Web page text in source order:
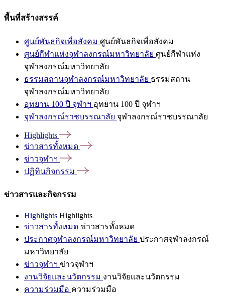
พื้นที่สร้างสรรค์
ศูนย์พันธกิจเพื่อสังคม ศูนย์พันธกิจเพื่อสังคม
ศูนย์กีฬาแห่งจุฬาลงกรณ์มหาวิทยาลัย ศูนย์กีฬาแห่ง
จุฬาลงกรณ์มหาวิทยาลัย
ธรรมสถานจุฬาลงกรณ์มหาวิทยาลัย ธรรมสถาน
จุฬาลงกรณ์มหาวิทยาลัย
อุทยาน 100 ปี จุฬาฯ อุทยาน 100 ปี จุฬาฯ
จุฬาลงกรณ์ราชบรรณาลัย จุฬาลงกรณ์ราชบรรณาลัย
Highlights
ข่าวสารทั้งหมด
ข่าวจุฬาฯ
ปฏิทินกิจกรรม
ข่าวสารและกิจกรรม
Highlights Highlights
ข่าวสารทั้งหมด ข่าวสารทั้งหมด
ประกาศจุฬาลงกรณ์มหาวิทยาลัย ประกาศจุฬาลงกรณ์
มหาวิทยาลัย
ข่าวจุฬาฯ ข่าวจุฬาฯ
งานวิจัยและนวัตกรรม งานวิจัยและนวัตกรรม
ความร่วมมือ ความร่วมมือ